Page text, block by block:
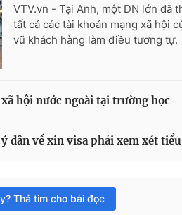
VTV.vn - Tại Anh, một DN lớn đã
tất cả các tài khoản mạng xã hội
vũ khách hàng làm điều tương tự.
hội nước ngoài tại trường học
dân về xin visa phải xem xét
Thả tim cho bài đọc